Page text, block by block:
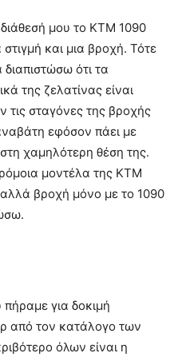
μου το KTM 1090
και μια βροχή. Τότε
διαπιστώσω ότι τα
της ζελατίνας είναι
σταγόνες της βροχής
εφόσον πάει με
χαμηλότερη θέση της.
μοντέλα της KTM
βροχή μόνο με το 1090
για δοκιμή
από τον κατάλογο των
όλων είναι η